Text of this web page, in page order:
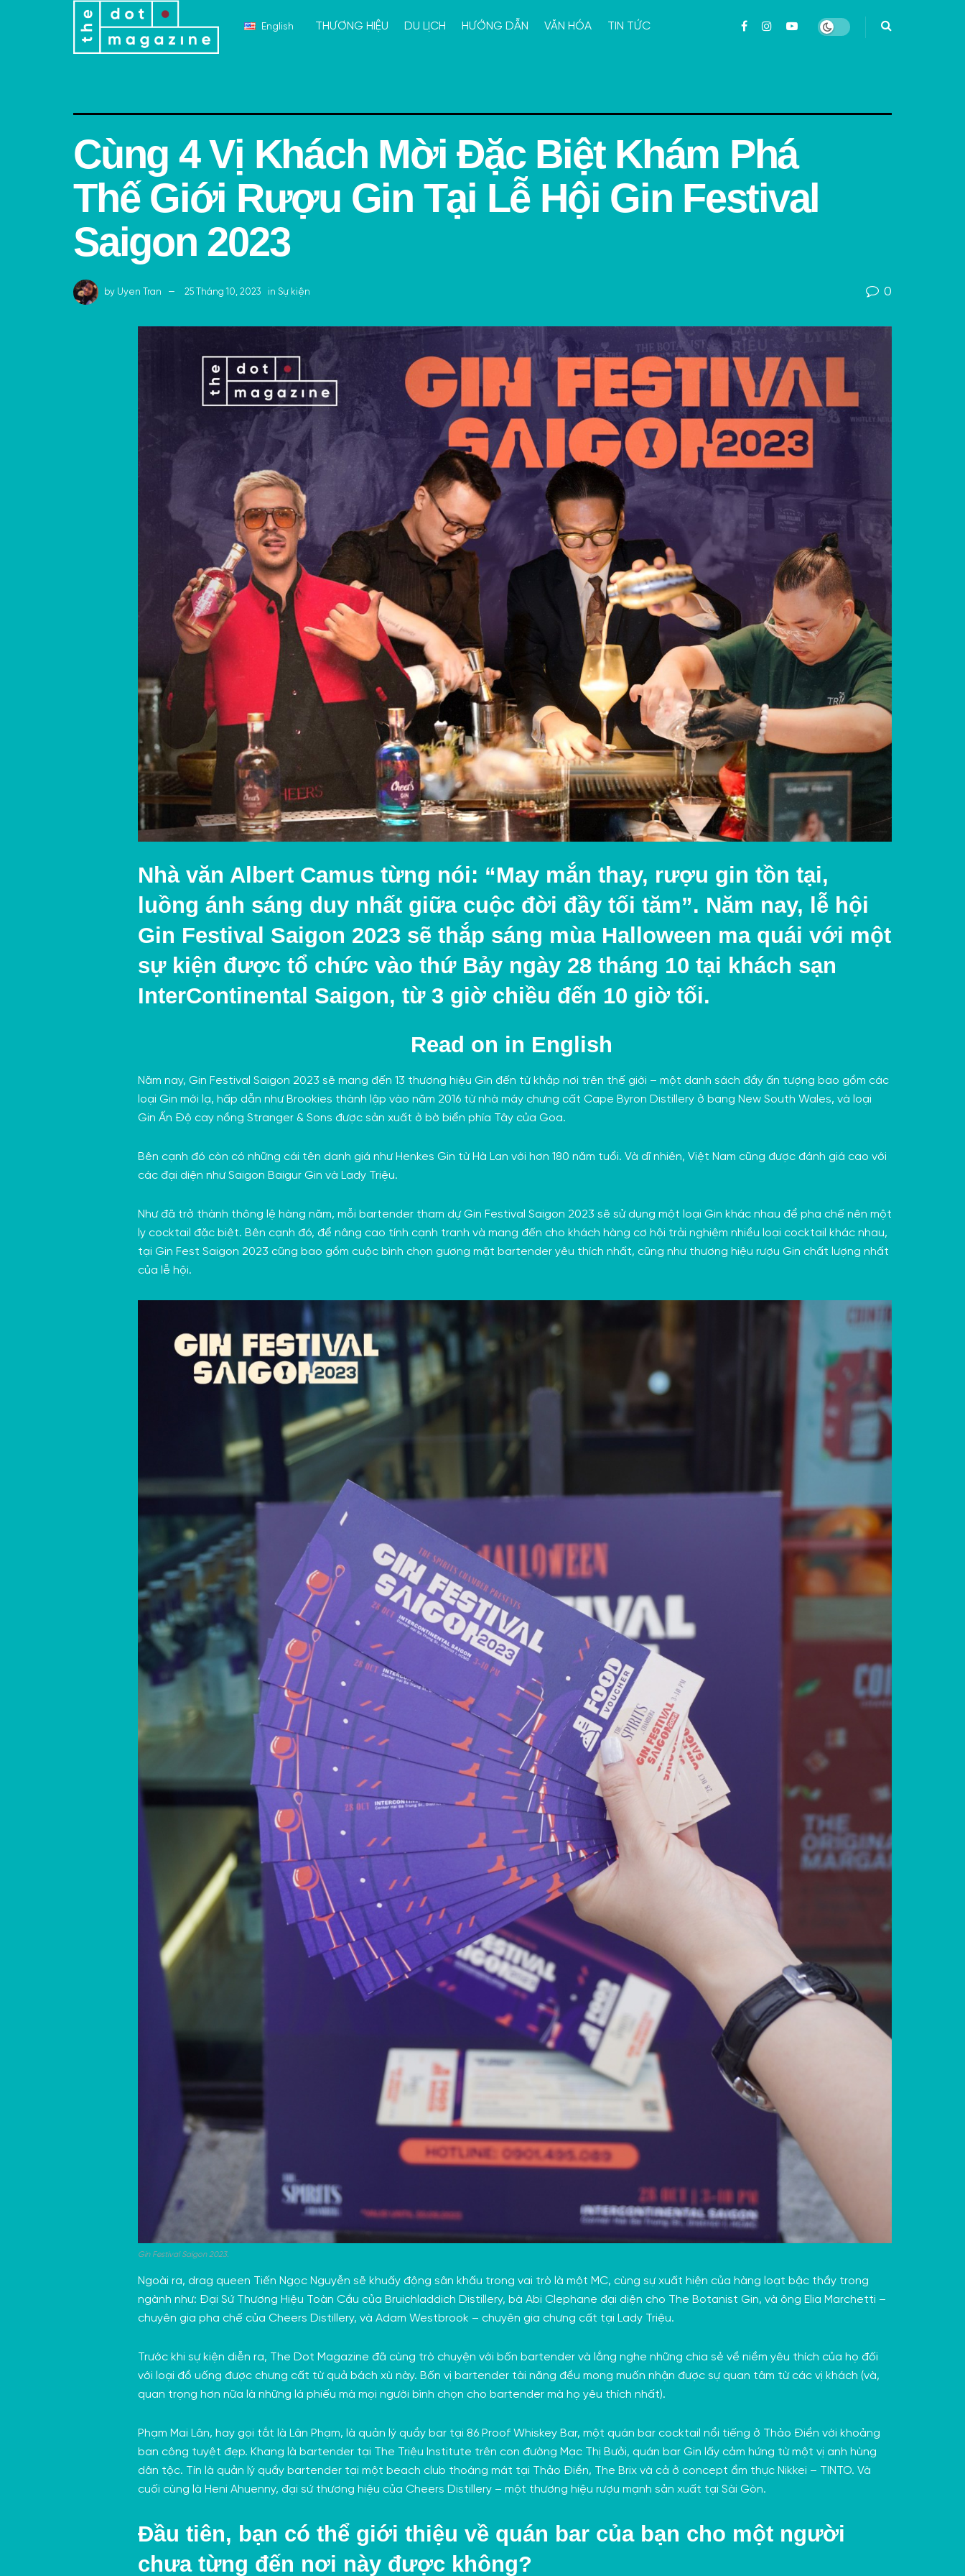
English THƯƠNG HIỆU DU LỊCH HƯỚNG DẪN VĂN HÓA TIN TỨC
Cùng 4 Vị Khách Mời Đặc Biệt Khám Phá
Thế Giới Rượu Gin Tại Lễ Hội Gin Festival
Saigon 2023
by Uyen Tran 25 Tháng 10, 2023 in Sự kiện 0
Nhà văn Albert Camus từng nói: “May mắn thay, rượu gin tồn tại,
luồng ánh sáng duy nhất giữa cuộc đời đầy tối tăm”. Năm nay, lễ hội
Gin Festival Saigon 2023 sẽ thắp sáng mùa Halloween ma quái với một
sự kiện được tổ chức vào thứ Bảy ngày 28 tháng 10 tại khách sạn
InterContinental Saigon, từ 3 giờ chiều đến 10 giờ tối.
Read on in English
Năm nay, Gin Festival Saigon 2023 sẽ mang đến 13 thương hiệu Gin đến từ khắp nơi trên thế giới – một danh sách đầy ấn tượng bao gồm các
loại Gin mới lạ, hấp dẫn như Brookies thành lập vào năm 2016 từ nhà máy chưng cất Cape Byron Distillery ở bang New South Wales, và loại
Gin Ấn Độ cay nồng Stranger & Sons được sản xuất ở bờ biển phía Tây của Goa.
Bên cạnh đó còn có những cái tên danh giá như Henkes Gin từ Hà Lan với hơn 180 năm tuổi. Và dĩ nhiên, Việt Nam cũng được đánh giá cao với
các đại diện nhưSaigon Baigur Gin và Lady Triệu.
Như đã trở thành thông lệ hàng năm, mỗi bartender tham dự Gin Festival Saigon 2023 sẽ sử dụng một loại Gin khác nhau để pha chế nên một
ly cocktail đặc biệt. Bên cạnh đó, để nâng cao tính cạnh tranh và mang đến cho khách hàng cơ hội trải nghiệm nhiều loại cocktail khác nhau,
tại Gin Fest Saigon 2023 cũng bao gồm cuộc bình chọn gương mặt bartender yêu thích nhất, cũng như thương hiệu rượu Gin chất lượng nhất
của lễ hội.
Gin Festival Saigon 2023.
Ngoài ra, drag queen Tiến Ngọc Nguyễn sẽ khuấy động sân khấu trong vai trò là một MC, cùng sự xuất hiện của hàng loạt bậc thầy trong
ngành như: Đại Sứ Thương Hiệu Toàn Cầu của Bruichladdich Distillery, bà Abi Clephane đại diện cho The Botanist Gin, và ông Elia Marchetti –
chuyên gia pha chế của Cheers Distillery, và Adam Westbrook – chuyên gia chưng cất tại Lady Triệu.
Trước khi sự kiện diễn ra, The Dot Magazine đã cùng trò chuyện với bốn bartender và lắng nghe những chia sẻ về niềm yêu thích của họ đối
với loại đồ uống được chưng cất từ quả bách xù này. Bốn vị bartender tài năng đều mong muốn nhận được sự quan tâm từ các vị khách (và,
quan trọng hơn nữa là những lá phiếu mà mọi người bình chọn cho bartender mà họ yêu thích nhất).
Phạm Mai Lân, hay gọi tắt là Lân Phạm, là quản lý quầy bar tại 86 Proof Whiskey Bar, một quán bar cocktail nổi tiếng ở Thảo Điền với khoảng
ban công tuyệt đẹp. Khang là bartender tại The Triệu Institute trên con đường Mạc Thị Bưởi, quán bar Gin lấy cảm hứng từ một vị anh hùng
dân tộc. Tín là quản lý quầy bartender tại một beach club thoáng mát tại Thảo Điền, The Brix và cả ở concept ẩm thực Nikkei – TINTO. Và
cuối cùng là Heni Ahuenny, đại sứ thương hiệu của Cheers Distillery – một thương hiệu rượu mạnh sản xuất tại Sài Gòn.
Đầu tiên, bạn có thể giới thiệu về quán bar của bạn cho một người
chưa từng đến nơi này được không?